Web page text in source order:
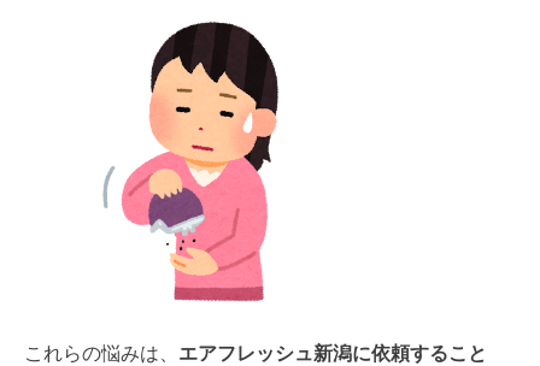
これらの悩みは、 エアフレッシュ新潟に依頼すること